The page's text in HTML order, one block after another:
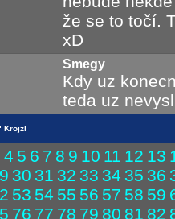
že se to točí.
xD
Smegy
Kdy uz
teda uz
Krojzl
4 5 6 7 8 9 10 11 12 13
30 31 32 33 34 35 36
53 54 55 56 57 58 59
76 77 78 79 80 81 82